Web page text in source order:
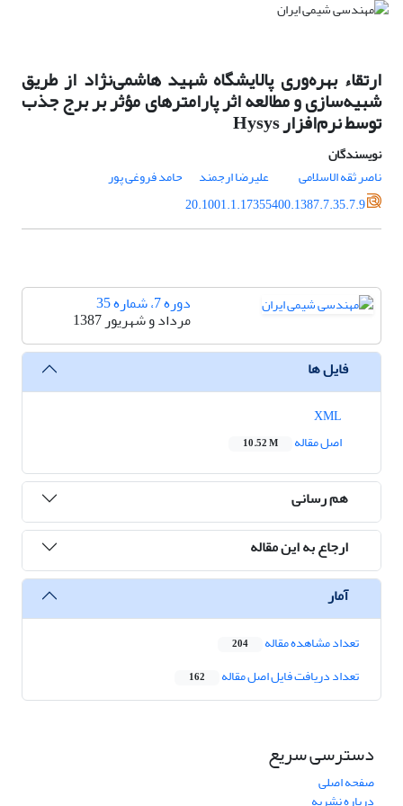
ارتقاء بهره‌وری پالایشگاه شهید هاشمی‌نژاد از طریق
شبیه‌سازی و مطالعه اثر پارامترهای مؤثر بر برج جذب
توسط نرم‌افزار Hysys
نویسندگان
ناصر ثقه الاسلامی
علیرضا ارجمند
حامد فروغی پور
20.1001.1.17355400.1387.7.35.7.9
دوره 7، شماره 35
مرداد و شهریور 1387
فایل ها
اصل مقاله
10.52 M
هم رسانی
ارجاع به این مقاله
آمار
تعداد مشاهده مقاله 204
تعداد دریافت فایل اصل مقاله 162
دسترسی سریع
صفحه اصلی